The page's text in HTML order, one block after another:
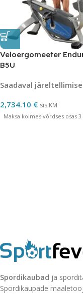
Veloergomeeter
B5U
Saadaval
2,734.10 € sis.KM
Maksa kolmes võrdses osas 3
Spordikaubad ja
Spordikaupade